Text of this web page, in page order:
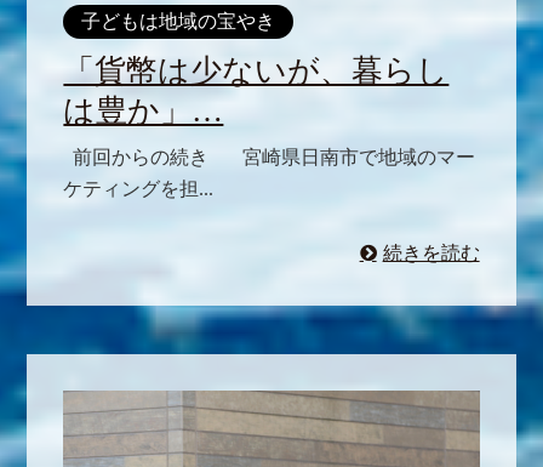
子どもは地域の宝やき
「貨幣は少ないが、暮らし
は豊か」…
前回からの続き 宮崎県日南市で地域のマー
ケティングを担...
続きを読む